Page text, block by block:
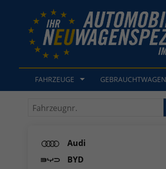
FAHRZEUGE GEBRAUCHTWAGEN
Fahrzeugnr.
Audi
BYD